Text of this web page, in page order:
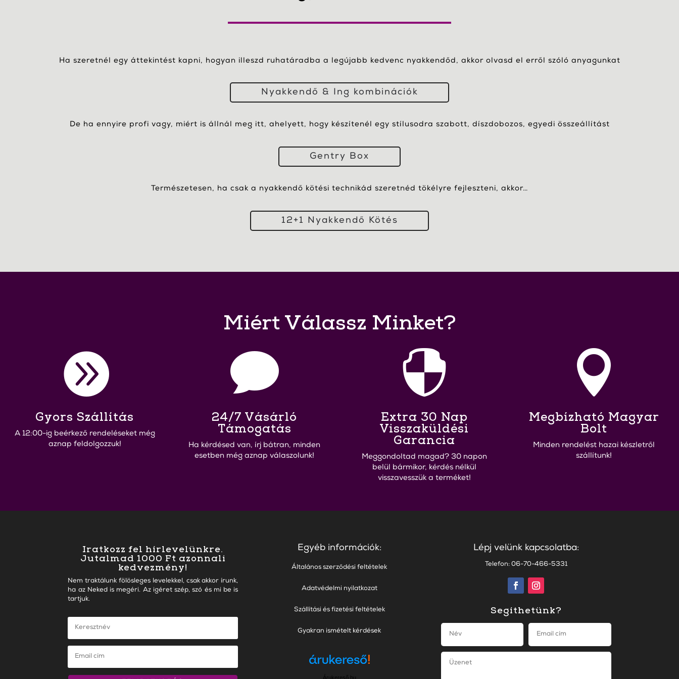
Ha szeretnél egy áttekintést kapni, hogyan illeszd ruhatáradba a legújabb kedvenc nyakkendőd, akkor olvasd el erről szóló anyagunkat
Nyakkendő & Ing kombinációk
De ha ennyire profi vagy, miért is állnál meg itt, ahelyett, hogy készítenél egy stílusodra szabott, díszdobozos, egyedi összeállítást
Gentry Box
Természetesen, ha csak a nyakkendő kötési technikád szeretnéd tökélyre fejleszteni, akkor…
12+1 Nyakkendő Kötés
Miért Válassz Minket?

Gyors Szállítás
A 12:00-ig beérkező rendeléseket még
aznap feldolgozzuk!

24/7 Vásárló
Támogatás
Ha kérdésed van, írj bátran, minden
esetben még aznap válaszolunk!

Extra 30 Nap
Visszaküldési
Garancia
Meggondoltad magad? 30 napon
belül bármikor, kérdés nélkül
visszavesszük a terméket!

Megbízható Magyar
Bolt
Minden rendelést hazai készletről
szállítunk!
Iratkozz fel hírlevelünkre.
Jutalmad 1000 Ft azonnali
kedvezmény!
Nem traktálunk fölösleges levelekkel, csak akkor írunk,
ha az Neked is megéri. Az igéret szép, szó és mi be is
tartjuk.
Egyéb információk:
Általános szerződési feltételek
Adatvédelmi nyilatkozat
Szállítási és fizetési feltételek
Gyakran ismételt kérdések
Árukereső.hu
Lépj velünk kapcsolatba:
Telefon: 06-70-466-5331
Segíthetünk?